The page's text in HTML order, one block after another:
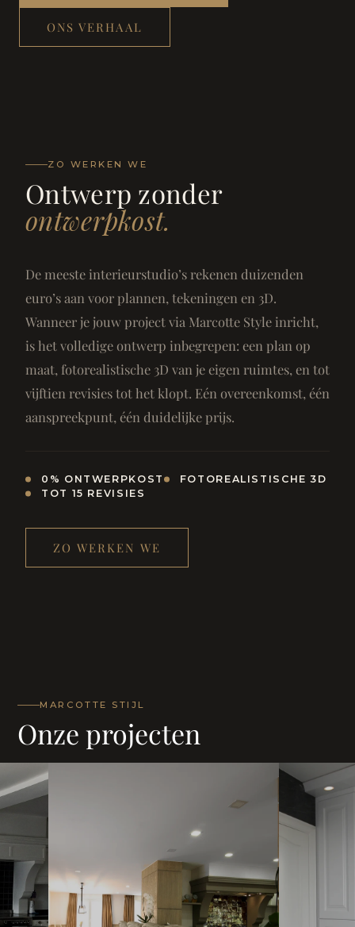
ONS VERHAAL
ZO WERKEN WE
Ontwerp zonder
ontwerpkost.
De meeste interieurstudio’s rekenen duizenden
euro’s aan voor plannen, tekeningen en 3D.
Wanneer je jouw project via Marcotte Style inricht,
is het volledige ontwerp inbegrepen: een plan op
maat, fotorealistische 3D van je eigen ruimtes, en tot
vijftien revisies tot het klopt. Eén overeenkomst, één
aanspreekpunt, één duidelijke prijs.
0% ONTWERPKOST
FOTOREALISTISCHE 3D
TOT 15 REVISIES
ZO WERKEN WE
MARCOTTE STIJL
Onze projecten